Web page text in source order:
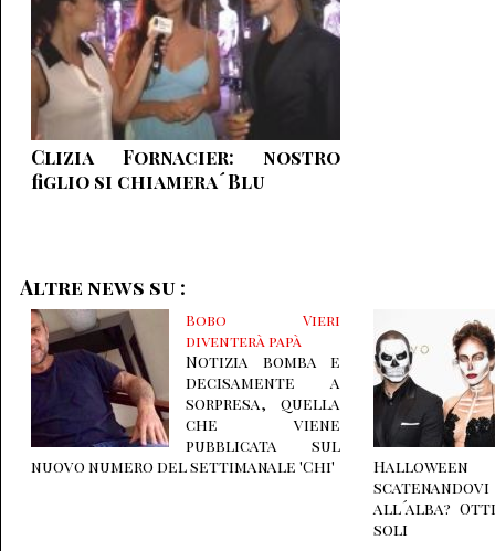
Clizia Fornacier: nostro
figlio si chiamera´ Blu
Altre news su :
Bobo Vieri
diventerà papà
Notizia bomba e
decisamente a
sorpresa, quella
che viene
pubblicata sul
nuovo numero del settimanale 'Chi'
all´alba?
soli